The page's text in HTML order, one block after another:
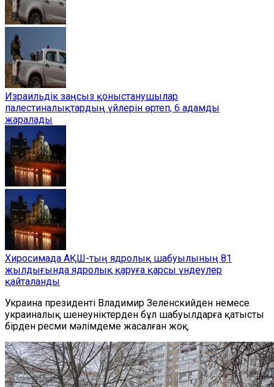
Израильдік заңсыз қоныстанушылар
палестиналықтардың үйлерін өртеп, 6 адамды
жаралады
Хиросимада АҚШ-тың ядролық шабуылының 81
жылдығында ядролық қаруға қарсы үндеулер
қайталанды
Украина президенті Владимир Зеленскийден немесе
украиналық шенеуніктерден бұл шабуылдарға қатысты
бірден ресми мәлімдеме жасалған жоқ.